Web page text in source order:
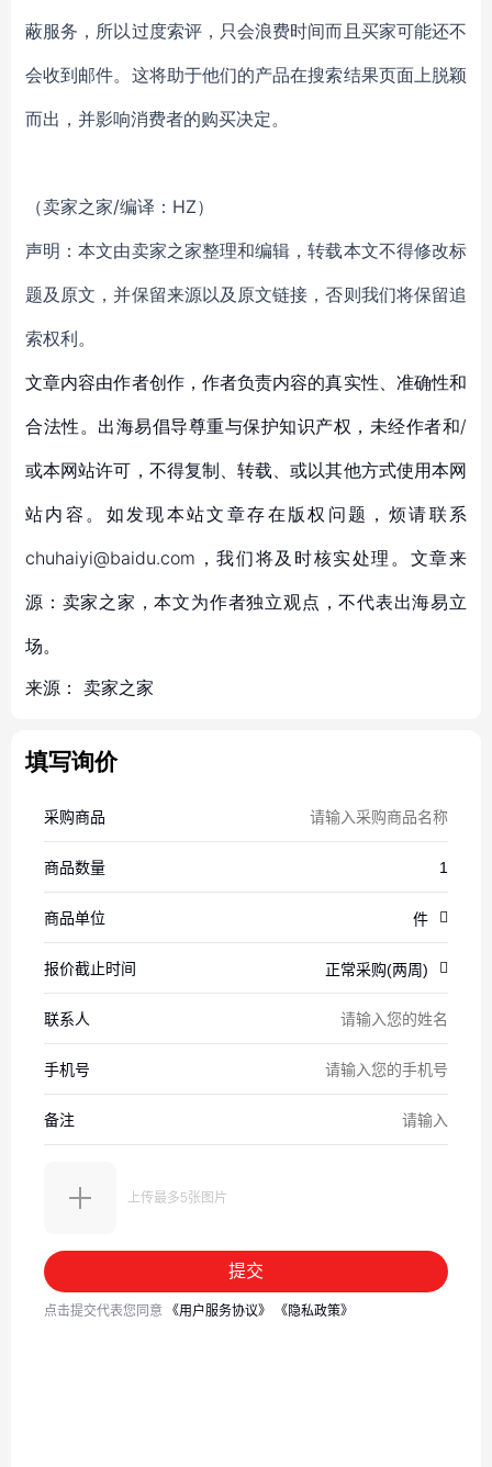
蔽服务，所以过度索评，只会浪费时间而且买家可能还不
会收到邮件。这将助于他们的产品在搜索结果页面上脱颖
而出，并影响消费者的购买决定。
（卖家之家/编译：HZ）
声明：本文由卖家之家整理和编辑，转载本文不得修改标
题及原文，并保留来源以及原文链接，否则我们将保留追
索权利。
文章内容由作者创作，作者负责内容的真实性、准确性和
合法性。出海易倡导尊重与保护知识产权，未经作者和/
或本网站许可，不得复制、转载、或以其他方式使用本网
站内容。如发现本站文章存在版权问题，烦请联系
chuhaiyi@baidu.com，我们将及时核实处理。文章来
源：卖家之家，本文为作者独立观点，不代表出海易立
场。
来源： 卖家之家
填写询价